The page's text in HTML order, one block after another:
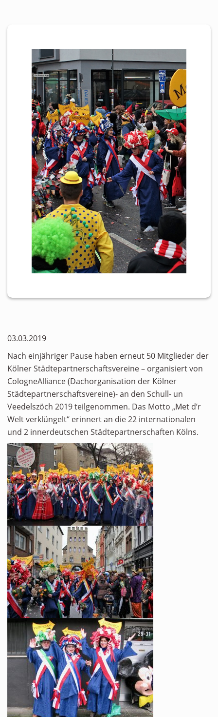
03.03.2019
Nach einjähriger Pause haben erneut 50 Mitglieder der
Kölner Städtepartnerschaftsvereine – organisiert von
CologneAlliance (Dachorganisation der Kölner
Städtepartnerschaftsvereine)- an den Schull- un
Veedelszöch 2019 teilgenommen. Das Motto „Met d’r
Welt verklüngelt“ erinnert an die 22 internationalen
und 2 innerdeutschen Städtepartnerschaften Kölns.
Links & Downloads
Satzung
Unsere Spender/Sponsoren
KONTAKT